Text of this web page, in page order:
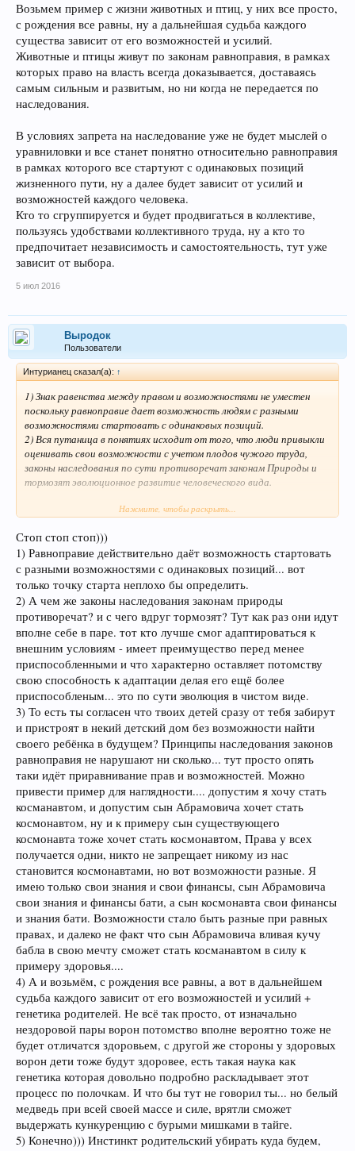
Возьмем пример с жизни животных и птиц, у них все просто,
с рождения все равны, ну а дальнейшая судьба каждого
существа зависит от его возможностей и усилий.
Животные и птицы живут по законам равноправия, в рамках
которых право на власть всегда доказывается, доставаясь
самым сильным и развитым, но ни когда не передается по
наследования.
В условиях запрета на наследование уже не будет мыслей о
уравниловки и все станет понятно относительно равноправия
в рамках которого все стартуют с одинаковых позиций
жизненного пути, ну а далее будет зависит от усилий и
возможностей каждого человека.
Кто то сгруппируется и будет продвигаться в коллективе,
пользуясь удобствами коллективного труда, ну а кто то
предпочитает независимость и самостоятельность, тут уже
зависит от выбора.
5 июл 2016
Выродок
Пользователи
Интурианец сказал(а): ↑
1) Знак равенства между правом и возможностями не уместен
поскольку равноправие дает возможность людям с разными
возможностями стартовать с одинаковых позиций.
2) Вся путаница в понятиях исходит от того, что люди привыкли
оценивать свои возможности с учетом плодов чужого труда,
законы наследования по сути противоречат законам Природы и
тормозят эволюционное развитие человеческого вида.
3) Стоит вычеркнуть "наследование" и все станет ясно и понятно.
по законам Природы должно существовать у людей на старте
жизненного пути в последствии чего "истинное равноправие"
становится несовместимо с условиями общественной жизни,
отчего происходит ее искажение и появление подложного
понимания "равноправия" которое возможно совместить с
условиями общественной жизни.
Но как бы не старались приверженцы принципов наследования
создать равноправные условия у них не получится, поскольку
законы наследования изначально нарушают равенство.
4) Возьмем пример с жизни животных и птиц, у них все просто, с
рождения все равны, ну а дальнейшая судьба каждого существа
зависит от его возможностей и усилий.
Животные и птицы живут по законам равноправия, в рамках
которых право на власть всегда доказывается, доставаясь самым
сильным и развитым, но ни когда не передается по наследования.
5) В условиях запрета на наследование уже не будет мыслей о
уравниловки и все станет понятно относительно равноправия в
рамках которого все стартуют с одинаковых позиций жизненного
пути, ну а далее будет зависит от усилий и возможностей
каждого человека.
Кто то сгруппируется и будет продвигаться в коллективе,
пользуясь удобствами коллективного труда, ну а кто то
предпочитает независимость и самостоятельность, тут уже
зависит от выбора.
Нажмите, чтобы раскрыть...
Стоп стоп стоп)))
1) Равноправие действительно даёт возможность стартовать
с разными возможностями с одинаковых позиций... вот
только точку старта неплохо бы определить.
2) А чем же законы наследования законам природы
противоречат? и с чего вдруг тормозят? Тут как раз они идут
вполне себе в паре. тот кто лучше смог адаптироваться к
внешним условиям - имеет преимущество перед менее
приспособленными и что характерно оставляет потомству
свою способность к адаптации делая его ещё более
приспособленым... это по сути эволюция в чистом виде.
3) То есть ты согласен что твоих детей сразу от тебя забирут
и пристроят в некий детский дом без возможности найти
своего ребёнка в будущем? Принципы наследования законов
равноправия не нарушают ни сколько... тут просто опять
таки идёт приравнивание прав и возможностей. Можно
привести пример для наглядности.... допустим я хочу стать
косманавтом, и допустим сын Абрамовича хочет стать
космонавтом, ну и к примеру сын существующего
космонавта тоже хочет стать космонавтом, Права у всех
получается одни, никто не запрещает никому из нас
становится космонавтами, но вот возможности разные. Я
имею только свои знания и свои финансы, сын Абрамовича
свои знания и финансы бати, а сын космонавта свои финансы
и знания бати. Возможности стало быть разные при равных
правах, и далеко не факт что сын Абрамовича вливая кучу
бабла в свою мечту сможет стать косманавтом в силу к
примеру здоровья....
4) А и возьмём, с рождения все равны, а вот в дальнейшем
судьба каждого зависит от его возможностей и усилий +
генетика родителей. Не всё так просто, от изначально
нездоровой пары ворон потомство вполне вероятно тоже не
будет отличатся здоровьем, с другой же стороны у здоровых
ворон дети тоже будут здоровее, есть такая наука как
генетика которая довольно подробно раскладывает этот
процесс по полочкам. И что бы тут не говорил ты... но белый
медведь при всей своей массе и силе, врятли сможет
выдержать кункуренцию с бурыми мишками в тайге.
5) Конечно))) Инстинкт родительский убирать куда будем,